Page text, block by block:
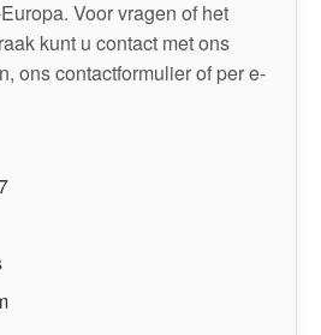
Voor vragen of het
kunt u contact met ons
ons contactformulier of per e-